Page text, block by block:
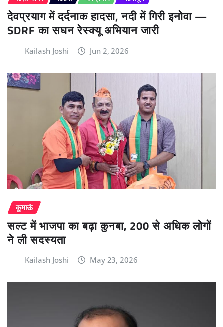
देवप्रयाग में दर्दनाक हादसा, नदी में गिरी इनोवा —
SDRF का सघन रेस्क्यू अभियान जारी
Kailash Joshi Jun 2, 2026
कुमाऊं
सल्ट में भाजपा का बढ़ा कुनबा, 200 से अधिक लोगों
ने ली सदस्यता
Kailash Joshi May 23, 2026